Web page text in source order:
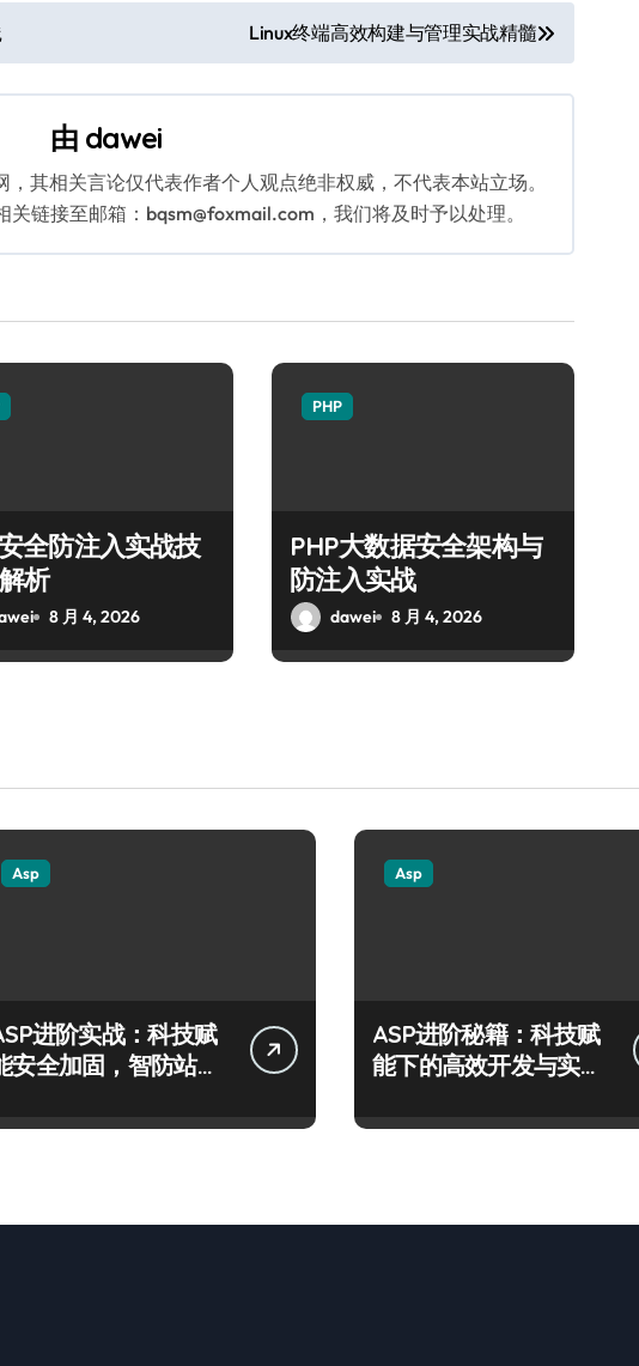
Linux终端高效构建与管理实战精髓
由 dawei
，其相关言论仅代表作者个人观点绝非权威，不代表本站立场。
链接至邮箱：bqsm@foxmail.com，我们将及时予以处理。
全防注入实战技
析
8 月 4, 2026
PHP
PHP大数据安全架构与
防注入实战
dawei 8 月 4, 2026
Asp
进阶实战：科技赋
安全加固，智防站长
Asp
ASP进阶秘籍：科技赋
能下的高效开发与实战